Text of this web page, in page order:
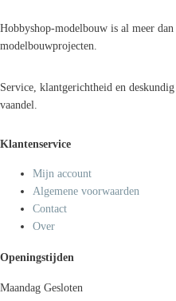
Hobbyshop-modelbouw is al meer
modelbouwprojecten.
Service, klantgerichtheid en
vaandel.
Klantenservice
Mijn account
Algemene voorwaarden
Contact
Over
Openingstijden
Maandag Gesloten